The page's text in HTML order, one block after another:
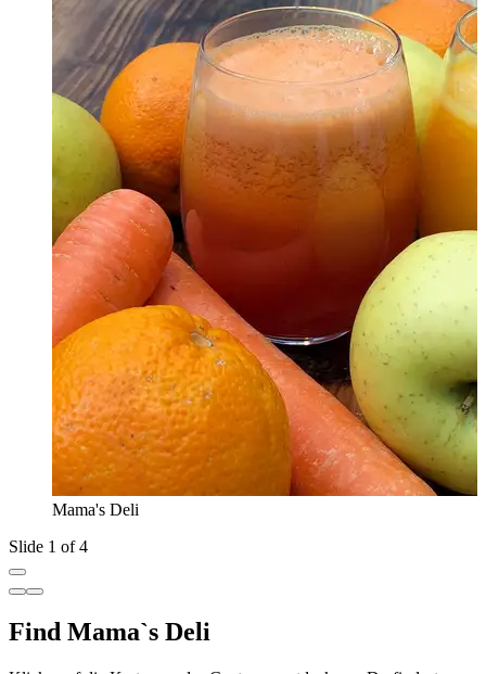
Mama's Deli
Slide 1 of 4
Find Mama`s Deli